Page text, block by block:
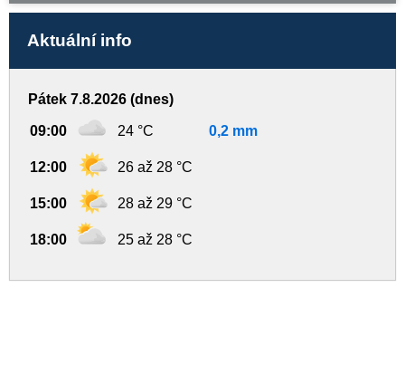
Aktuální info
Pátek 7.8.2026 (dnes)
09:00 24 °C 0,2 mm
12:00 26 až 28 °C
15:00 28 až 29 °C
18:00 25 až 28 °C